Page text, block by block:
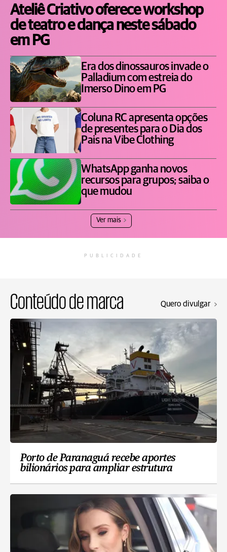
Ateliê Criativo oferece workshop
de teatro e dança neste sábado
em PG
Era dos dinossauros invade o
Palladium com estreia do
Imerso Dino em PG
Coluna RC apresenta opções
de presentes para o Dia dos
Pais na Vibe Clothing
WhatsApp ganha novos
recursos para grupos; saiba o
que mudou
Ver mais
PUBLICIDADE
Conteúdo de marca Quero divulgar
Porto de Paranaguá recebe aportes
bilionários para ampliar estrutura